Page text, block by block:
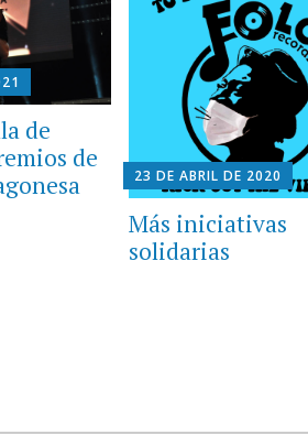
de
de
23 DE ABRIL DE 2020
Más iniciativas
solidarias